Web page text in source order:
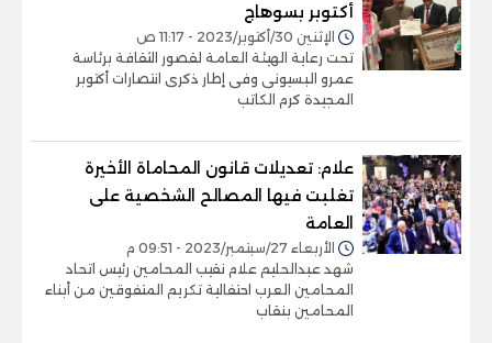
أكتوبر بسوهاج
الإثنين 30/أكتوبر/2023 - 11:17 ص
تحت رعاية الهيئة العامة لقصور الثقافة برئاسة
عمرو البسيونى وفى إطار ذكرى انتصارات أكتوبر
المجيدة كرم الكاتب
علام: تعديلات قانون المحاماة الأخيرة
تغلبت فيها المصالح الشخصية على
العامة
الأربعاء 27/سبتمبر/2023 - 09:51 م
شهد عبدالحليم علام نقيب المحامين رئيس اتحاد
المحامين العرب احتفالية تكريم المتفوقين من أبناء
المحامين بنقاب